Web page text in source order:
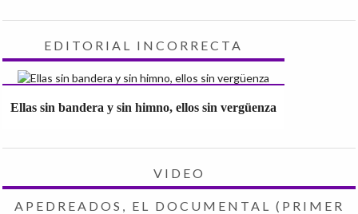
EDITORIAL INCORRECTA
Ellas sin bandera y sin himno, ellos sin vergüenza
VIDEO
APEDREADOS, EL DOCUMENTAL (PRIMER